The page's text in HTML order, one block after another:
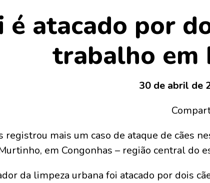
é atacado por
trabalho em
30 de abril de
registrou mais um caso de ataque de cães
em Congonhas – região central do
da limpeza urbana foi atacado por dois